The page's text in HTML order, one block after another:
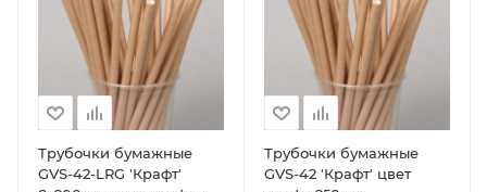
Трубочки бумажные
GVS-42-LRG 'Крафт'
Трубочки бумажные
GVS-42 'Крафт' цвет